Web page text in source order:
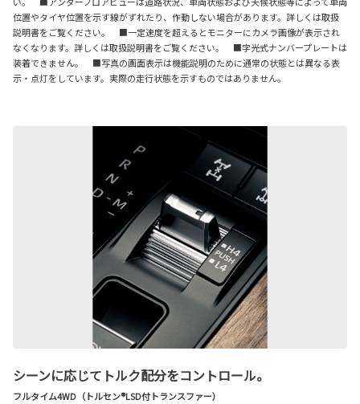
位置やタイヤ位置を示す線がずれたり、作動しない場合があります。詳しくは取扱
説明書をご覧ください。 ■一定速度を超えるとモニターにカメラ画像が表示され
なくなります。詳しくは取扱説明書をご覧ください。 ■字光式ナンバープレートは
装着できません。 ■写真の画面表示は機能説明のために通常の状態とは異なる表
示・点灯をしています。実際の走行状態を示すものではありません。
シーンに応じてトルク配分をコントロール。
フルタイム4WD（トルセン®LSD付トランスファー）